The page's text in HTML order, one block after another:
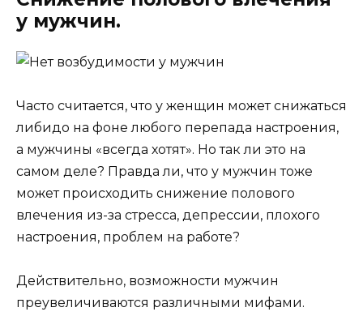
у мужчин.
Часто считается, что у женщин может снижаться
либидо на фоне любого перепада настроения,
а мужчины «всегда хотят». Но так ли это на
самом деле? Правда ли, что у мужчин тоже
может происходить снижение полового
влечения из-за стресса, депрессии, плохого
настроения, проблем на работе?
Действительно, возможности мужчин
преувеличиваются различными мифами.